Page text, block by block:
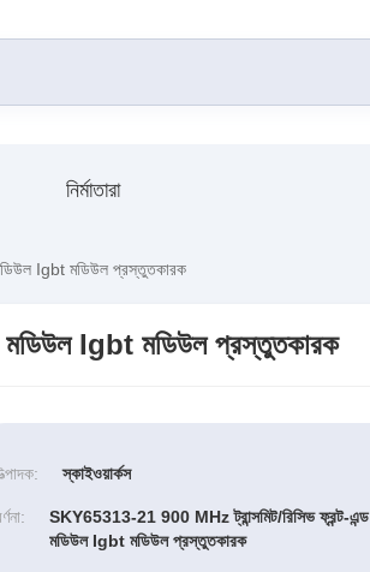
নির্মাতারা
Igbt মডিউল প্রস্তুতকারক
মডিউল Igbt মডিউল প্রস্তুতকারক
স্কাইওয়ার্কস
SKY65313-21 900 MHz ট্রান্সমিট/রিসিভ ফ্রন্ট-এন্ড
মডিউল Igbt মডিউল প্রস্তুতকারক